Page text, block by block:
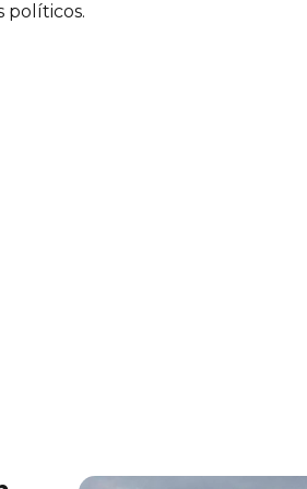
políticos.